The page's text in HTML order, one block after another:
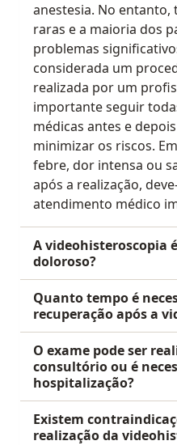
anestesia. No entanto,
raras e a maioria dos
problemas
considerada um
realizada por um
importante seguir
médicas antes e
minimizar os riscos.
febre, dor intensa ou
após a realização,
atendimento médico
A videohisteroscopia
doloroso?
Quanto tempo é
recuperação após a
O exame pode ser
consultório ou é
hospitalização?
Existem
realização da